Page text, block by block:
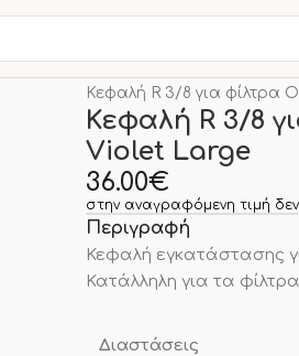
Κεφαλή R 3/8 για φίλτρα
Κεφαλή R 3/8
Violet Large
36.00€
στην αναγραφόμενη τιμή
Περιγραφή
Κεφαλή εγκατάστασης
Κατάλληλη για τα
Διαστάσεις